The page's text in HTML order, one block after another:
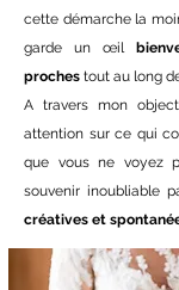
cette démarche la
garde un œil
proches tout au long
A travers mon
attention sur ce qui
que vous ne voyez
souvenir inoubliable
créatives et